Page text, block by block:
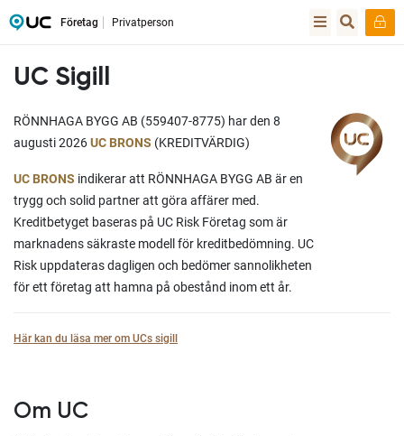
Företag Privatperson
UC Sigill
RÖNNHAGA BYGG AB (559407-8775) har den 8
augusti 2026UC BRONS (KREDITVÄRDIG)
UC BRONS indikerar att RÖNNHAGA BYGG AB är en
trygg och solid partner att göra affärer med.
Kreditbetyget baseras på UC Risk Företag som är
marknadens säkraste modell för kreditbedömning. UC
Risk uppdateras dagligen och bedömer sannolikheten
för ett företag att hamna på obestånd inom ett år.
Här kan du läsa mer om UCs sigill
Om UC